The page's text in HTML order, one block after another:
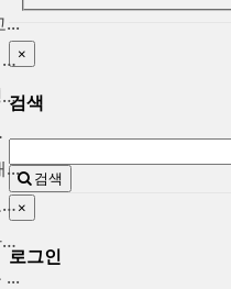
...
중고피아노팔기 매입후 가치를...
중고피아노시세 브랜드별 정직...
...
...
마포중고피아노 시세대비 고가...
용산 중고피아노 매입합니다. ...
...
×
검색
검색
×
로그인